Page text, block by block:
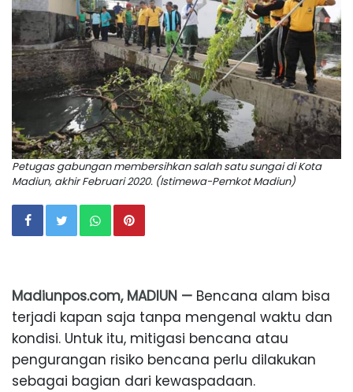
Petugas gabungan membersihkan salah satu sungai di Kota
Madiun, akhir Februari 2020. (Istimewa-Pemkot Madiun)
Madiunpos.com, MADIUN — Bencana alam bisa
terjadi kapan saja tanpa mengenal waktu dan
kondisi. Untuk itu, mitigasi bencana atau
pengurangan risiko bencana perlu dilakukan
sebagai bagian dari kewaspadaan.